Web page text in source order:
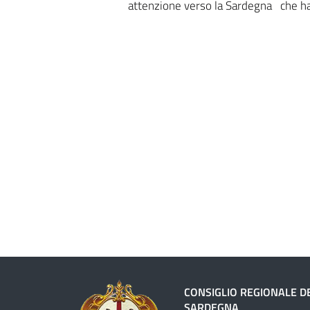
attenzione verso la Sardegna che
CONSIGLIO REGIONALE